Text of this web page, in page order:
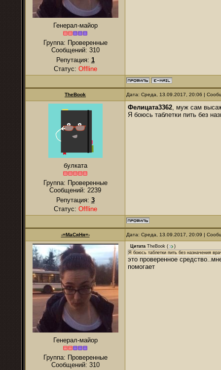
Генерал-майор
Группа: Проверенные
Сообщений: 310
Репутация: 1
Статус: Offline
TheBook Дата: Среда, 13.09.2017, 20:06 |
булката
Группа: Проверенные
Сообщений: 2239
Репутация: 3
Статус: Offline
Фелицата3362, муж сам
Я боюсь таблетки пить без
-=МаСяНя=- Дата: Среда, 13.09.2017, 20:09 |
Генерал-майор
Группа: Проверенные
Сообщений: 310
Цитата TheBook (
)
Я боюсь таблетки пить без назначения
это проверенное
помогает